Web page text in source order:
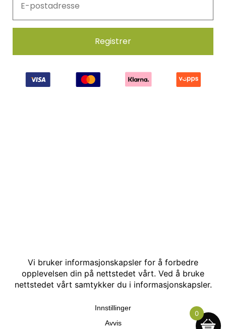
Hjemmesidehelten
0